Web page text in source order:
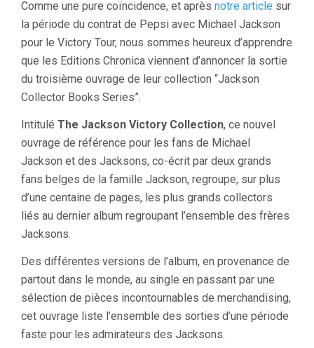
Comme une pure coïncidence, et après notre article sur
la période du contrat de Pepsi avec Michael Jackson
pour le Victory Tour, nous sommes heureux d’apprendre
que les Editions Chronica viennent d’annoncer la sortie
du troisième ouvrage de leur collection “Jackson
Collector Books Series”.
Intitulé The Jackson Victory Collection, ce nouvel
ouvrage de référence pour les fans de Michael
Jackson et des Jacksons, co-écrit par deux grands
fans belges de la famille Jackson, regroupe, sur plus
d’une centaine de pages, les plus grands collectors
liés au dernier album regroupant l’ensemble des frères
Jacksons.
Des différentes versions de l’album, en provenance de
partout dans le monde, au single en passant par une
sélection de pièces incontournables de merchandising,
cet ouvrage liste l’ensemble des sorties d’une période
faste pour les admirateurs des Jacksons.